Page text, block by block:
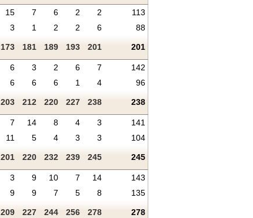
15 7 6 2 2
113
3 1 2 2 6 88
173 181 189 193 201 201
6 3 2 6 7
142
6 6 6 1 4 96
203 212 220 227 238 238
7 14 8 4 3
141
11 5 4 3 3 104
201 220 232 239 245 245
3 9 10 7 14
143
9 9 7 5 8 135
209 227 244 256 278 278